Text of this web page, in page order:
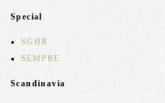
Special
SGHR
SEMPRE
Scandinavia